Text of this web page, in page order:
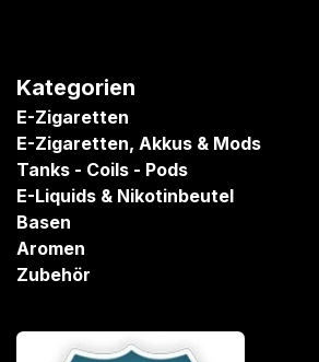
Kategorien
E-Zigaretten
E-Zigaretten, Akkus & Mods
Tanks - Coils - Pods
E-Liquids & Nikotinbeutel
Basen
Aromen
Zubehör